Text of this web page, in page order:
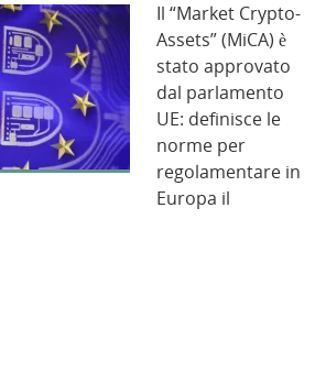
Il “Market Crypto-
Assets” (MiCA) è
stato approvato
dal parlamento
UE: definisce le
norme per
regolamentare in
Europa il